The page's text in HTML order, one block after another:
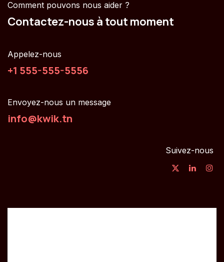
Comment pouvons nous aider ?
Contactez-nous à tout moment
Appelez-nous
+1 555-555-5556
Envoyez-nous un message
info@kwik.tn
Suivez-nous